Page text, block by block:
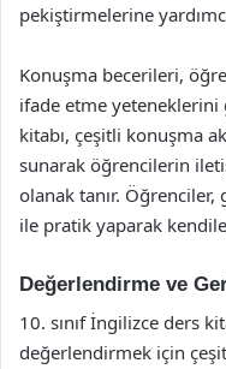
pekiştirmelerine
Konuşma becerileri,
ifade etme yeteneklerini
kitabı, çeşitli konuşma
sunarak öğrencilerin
olanak tanır.
ile pratik yaparak
Değerlendirme ve
10. sınıf İngilizce ders
değerlendirmek için